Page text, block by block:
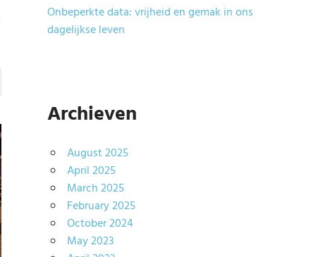
Onbeperkte data: vrijheid en gemak in ons
dagelijkse leven
Archieven
August 2025
April 2025
March 2025
February 2025
October 2024
May 2023